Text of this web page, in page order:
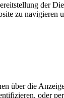
der
zu
über die
oder